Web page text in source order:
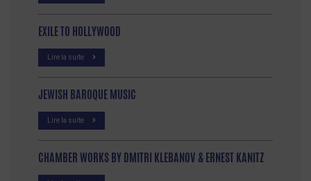
EXILE TO HOLLYWOOD
Lire la suite
JEWISH BAROQUE MUSIC
Lire la suite
CHAMBER WORKS BY DMITRI KLEBANOV & ERNEST KANITZ